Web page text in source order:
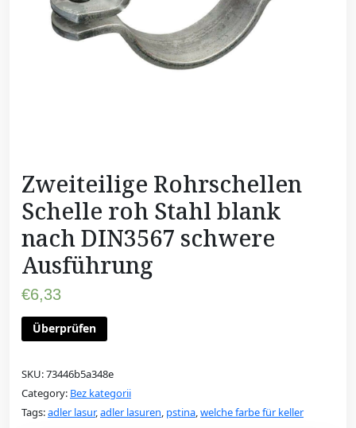
Zweiteilige Rohrschellen
Schelle roh Stahl blank
nach DIN3567 schwere
Ausführung
€6,33
Überprüfen
SKU:73446b5a348e
Category: Bez kategorii
Tags:adler lasur,adler lasuren, pstina,welche farbe für keller